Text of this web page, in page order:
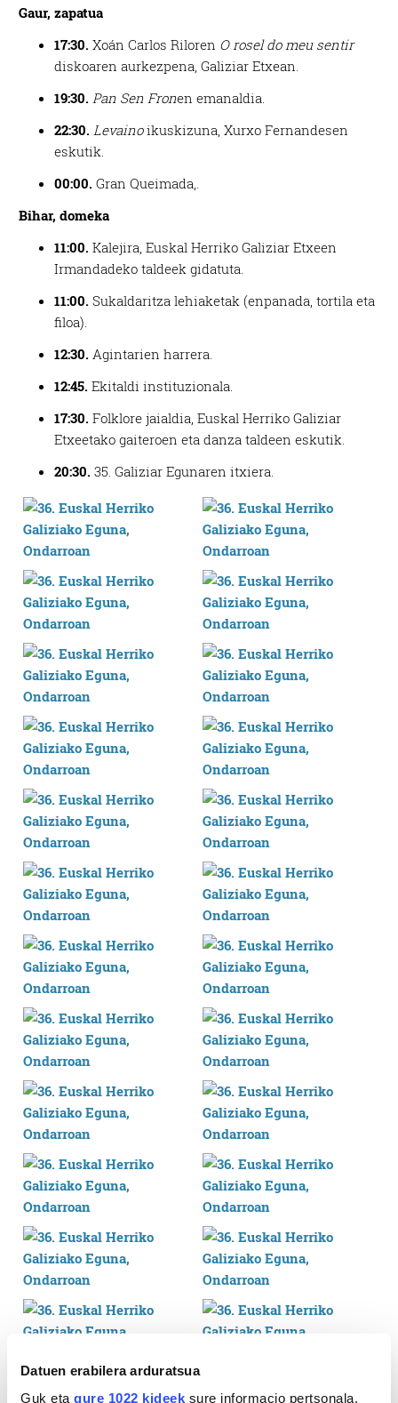
Datuen erabilera arduratsua
Guk eta gure 1022 kideek sure informacio pertsonala,
Gaur, zapatua
17:30.Xoán Carlos Riloren O rosel do meu sentir
diskoaren aurkezpena, Galiziar Etxean.
19:30.Pan Sen Fronen emanaldia.
22:30.Levainoikuskizuna, Xurxo Fernandesen
eskutik.
00:00.Gran Queimada,.
Bihar, domeka
11:00.Kalejira, Euskal Herriko Galiziar Etxeen
Irmandadeko taldeek gidatuta.
11:00.Sukaldaritza lehiaketak (enpanada, tortila eta
filoa).
12:30.Agintarien harrera.
12:45.Ekitaldi instituzionala.
17:30.Folklore jaialdia, Euskal Herriko Galiziar
Etxeetako gaiteroen eta danza taldeen eskutik.
20:30.35. Galiziar Egunaren itxiera.